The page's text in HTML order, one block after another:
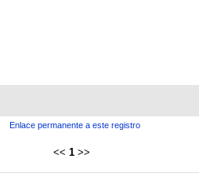
Enlace permanente a este registro
<< 1 >>